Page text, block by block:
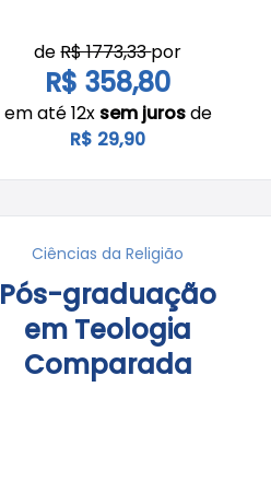
deR$ 1773,33por
R$ 358,80
em até 12x sem jurosde
R$ 29,90
Ciências da Religião
Pós-graduação
em Teologia
Comparada